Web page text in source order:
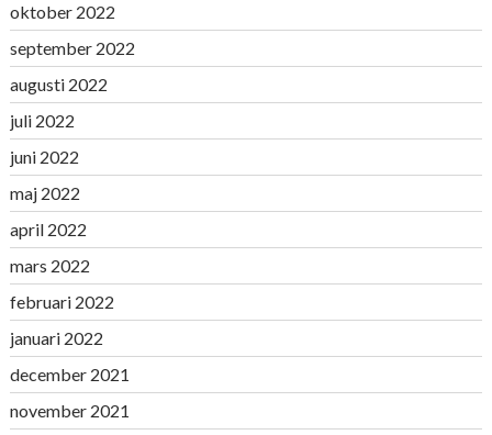
oktober 2022
september 2022
augusti 2022
juli 2022
juni 2022
maj 2022
april 2022
mars 2022
februari 2022
januari 2022
december 2021
november 2021